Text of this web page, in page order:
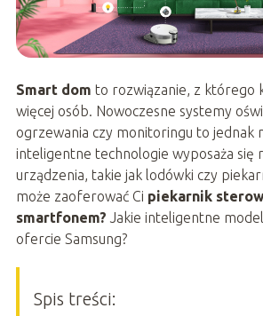
Smart dom to rozwiązanie, z którego
więcej osób. Nowoczesne systemy
ogrzewania czy monitoringu to jednak
inteligentne technologie wyposaża się
urządzenia, takie jak lodówki czy
może zaoferować Ci piekarnik
smartfonem? Jakie inteligentne
ofercie Samsung?
Spis treści: